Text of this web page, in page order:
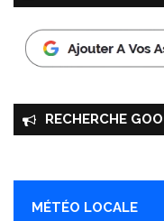
RECHERCHE
MÉTÉO LOCALE